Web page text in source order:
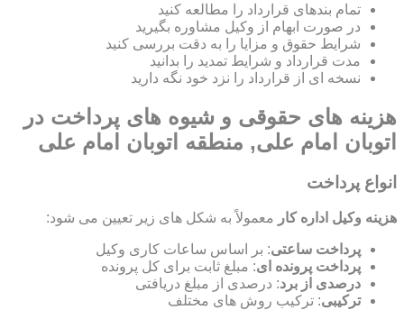
تمام بندهای قرارداد را مطالعه کنید
در صورت ابهام از وکیل مشاوره بگیرید
شرایط حقوق و مزایا را به دقت بررسی کنید
مدت قرارداد و شرایط تمدید را بدانید
نسخه ای از قرارداد را نزد خود نگه دارید
هزینه های حقوقی و شیوه های پرداخت در
اتوبان امام علی, منطقه اتوبان امام علی
انواع پرداخت
هزینه وکیل اداره کار معمولاً به شکل های زیر تعیین می شود:
پرداخت ساعتی: بر اساس ساعات کاری وکیل
پرداخت پرونده ای: مبلغ ثابت برای کل پرونده
درصدی از برد: درصدی از مبلغ دریافتی
ترکیبی: ترکیب روش های مختلف